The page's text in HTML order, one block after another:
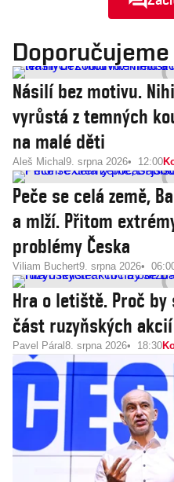
Doporučujeme
Násilí bez motivu.
vyrůstá z temných
na malé děti
Aleš Michal 9. srpna 2026 12:00
Peče se celá země,
a mlží. Přitom
problémy Česka
Viliam Buchert9. srpna 2026
Hra o letiště. Proč
část ruzyňských
Pavel Páral 8. srpna 2026 18:30